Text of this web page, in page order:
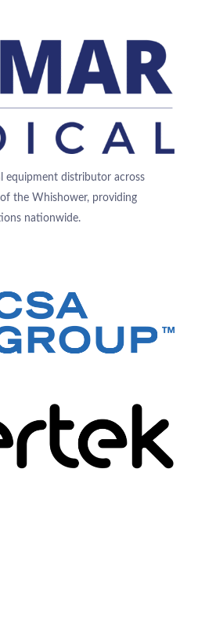
equipment distributor across
the Whishower, providing
nationwide.